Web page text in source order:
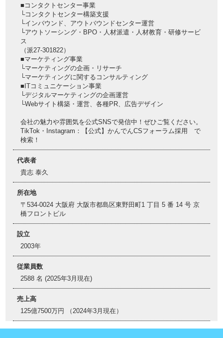
■コンタクトセンター事業
└コンタクトセンター構築支援
└インバウンド、アウトバウンドセンター運営
└アウトソーシング・BPO・人材派遣・人材教育・研修サービ
ス
（派27-301822）
■マーケティング事業
└マーケティングの企画・リサーチ
└マーケティングに関するコンサルティング
■ITコミュニケーション事業
└デジタルマーケティングの企画運営
└Webサイト構築・運営、各種PR、広告デザイン
会社の魅力や雰囲気を公式SNSで発信中！ぜひご覧ください。
TikTok・Instagram：【公式】かんでんCSフォーラム採用 で
検索！
代表者
貴志 泰久
所在地
〒534-0024 大阪府 大阪市都島区東野田町1 丁目 5 番 14 号 京
橋フロントビル
設立
2003年
従業員数
2588 名 (2025年3月現在)
売上高
125億7500万円 （2024年3月現在）